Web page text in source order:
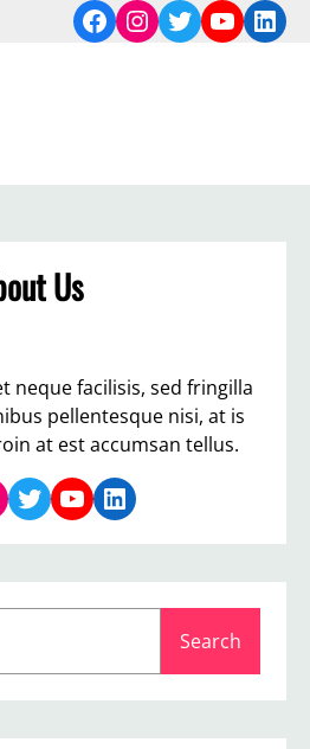
Facebook
Instagram
Twitter
Us
neque facilisis, sed fringilla
pellentesque nisi, at is
at est accumsan tellus.
Twitter YouTube LinkedIn
Search